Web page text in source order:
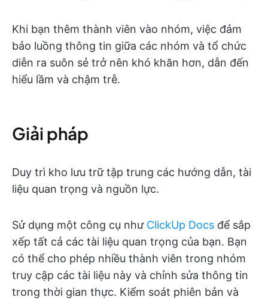
Khi bạn thêm thành viên vào nhóm, việc đảm
bảo luồng thông tin giữa các nhóm và tổ chức
diễn ra suôn sẻ trở nên khó khăn hơn, dẫn đến
hiểu lầm và chậm trễ.
Giải pháp
Duy trì kho lưu trữ tập trung các hướng dẫn, tài
liệu quan trọng và nguồn lực.
Sử dụng một công cụ như ClickUp Docs để sắp
xếp tất cả các tài liệu quan trọng của bạn. Bạn
có thể cho phép nhiều thành viên trong nhóm
truy cập các tài liệu này và chỉnh sửa thông tin
trong thời gian thực. Kiểm soát phiên bản và